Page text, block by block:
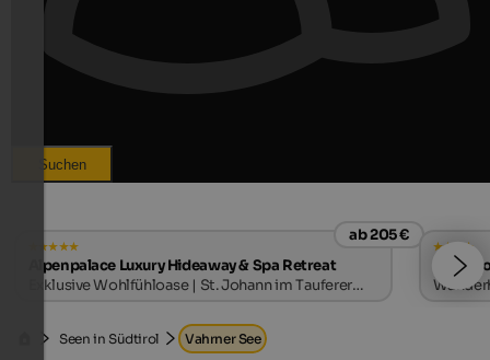
Suchen
ab 205 €
Alpenpalace Luxury Hideaway & Spa Retreat
Exklusive Wohlfühloase | St. Johann im Tauferer
Seen in Südtirol Vahrner See